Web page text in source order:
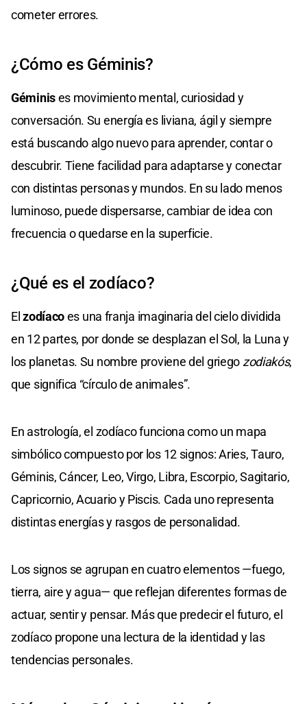
cometer errores.
¿Cómo es Géminis?
Géminises movimiento mental, curiosidad y
conversación. Su energía es liviana, ágil y siempre
está buscando algo nuevo para aprender, contar o
descubrir. Tiene facilidad para adaptarse y conectar
con distintas personas y mundos. En su lado menos
luminoso, puede dispersarse, cambiar de idea con
frecuencia o quedarse en la superficie.
¿Qué es el zodíaco?
Elzodíacoes una franja imaginaria del cielo dividida
en 12 partes, por donde se desplazan el Sol, la Luna y
los planetas. Su nombre proviene del griego zodiakós,
que significa “círculo de animales”.
En astrología, el zodíaco funciona como un mapa
simbólico compuesto por los 12 signos: Aries, Tauro,
Géminis, Cáncer, Leo, Virgo, Libra, Escorpio, Sagitario,
Capricornio, Acuario y Piscis. Cada uno representa
distintas energías y rasgos de personalidad.
Los signos se agrupan en cuatro elementos —fuego,
tierra, aire y agua— que reflejan diferentes formas de
actuar, sentir y pensar. Más que predecir el futuro, el
zodíaco propone una lectura de la identidad y las
tendencias personales.